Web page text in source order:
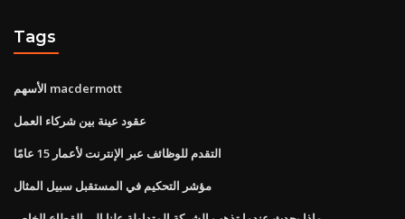
Tags
الأسهم macdermott
عقود عينة بين شركاء العمل
التقدم للوظائف عبر الإنترنت لأعمار 15 عامًا
مؤشر التحكيم في المستقبل سبيل المثال